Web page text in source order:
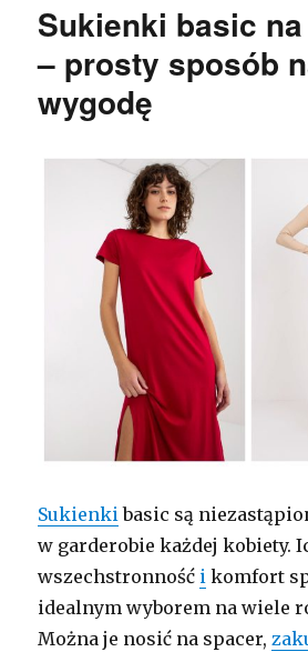
Sukienki basic
– prosty sposób
wygodę
Sukienkibasic są
w garderobie każdej kobiety.
wszechstronność i komfort
idealnym wyborem na wiele
Można je nosić na spacer,